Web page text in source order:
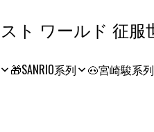
🎁SANRIO系列 🐽宮崎駿系列